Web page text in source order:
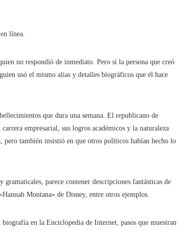
línea.
no respondió de inmediato. Pero si la persona que creó
usó el mismo alias y detalles biográficos que él hace
que dura una semana. El republicano de
empresarial, sus logros académicos y la naturaleza
pero también insistió en que otros políticos habían hecho lo
parece contener descripciones fantásticas de
Montana» de Disney, entre otros ejemplos.
en la Enciclopedia de Internet, pasos que muestran